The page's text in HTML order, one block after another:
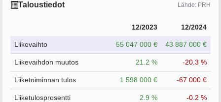
Taloustiedot Lähde: PRH
12/2023 12/2024
Liikevaihto 55 047 000 € 43 887 000 €
Liikevaihdon muutos 21.2 % -20.3 %
Liiketoiminnan tulos 1 598 000 € -67 000 €
Liiketulosprosentti 2.9 % -0.2 %